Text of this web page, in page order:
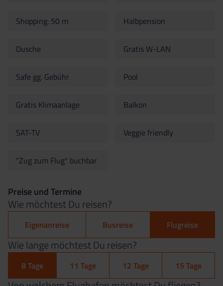
Shopping: 50 m Halbpension
Dusche Gratis W-LAN
Safe gg. Gebühr Pool
Gratis Klimaanlage Balkon
SAT-TV Veggie friendly
"Zug zum Flug" buchbar
Preise und Termine
Wie möchtest Du reisen?
Eigenanreise Busreise Flugreise
Wie lange möchtest Du reisen?
8 Tage 11 Tage 12 Tage 15 Tage